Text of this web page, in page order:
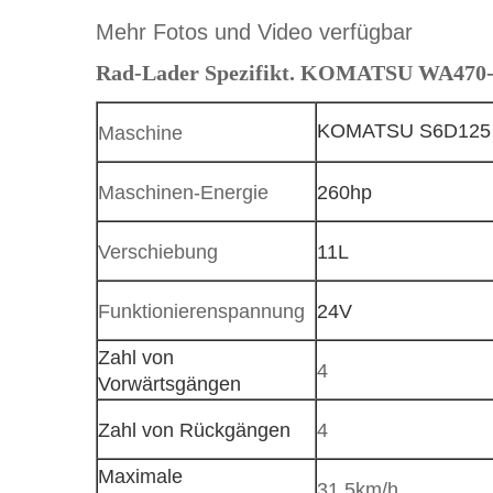
Mehr Fotos und Video verfügbar
Rad-Lader Spezifikt. KOMATSU
Maschine KOMATSU S6D125
Maschinen-Energie 260hp
Verschiebung 11L
Funktionierenspannung 24V
Zahl von
Vorwärtsgängen
4
Zahl von Rückgängen 4
Maximale